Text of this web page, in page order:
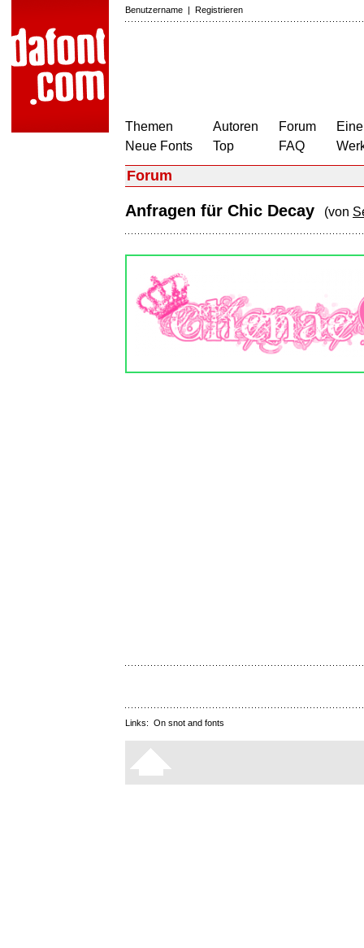
Benutzername | Registrieren
Themen
Neue Fonts
Autoren
Top
Forum
FAQ
Forum
Anfragen für Chic Decay (von
Links: On snot and fonts